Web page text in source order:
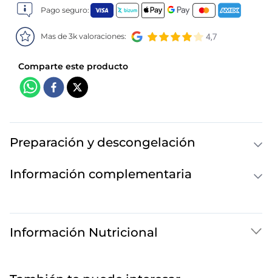
Pago seguro:
Mas de 3k valoraciones:
Preparación y descongelación
Información complementaria
Información Nutricional
10. listísimos